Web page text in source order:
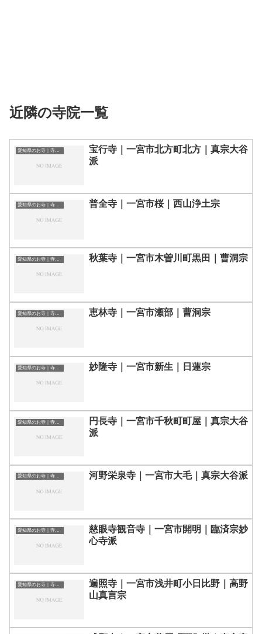
近隣の寺院一覧
愛知県のお寺｜寺院一覧
宝行寺｜一宮市北方町北方｜真宗大谷
派
愛知県のお寺｜寺院一覧 普全寺｜一宮市桜｜西山浄土宗
愛知県のお寺｜寺院一覧 秋葉寺｜一宮市木曽川町黒田｜曹洞宗
愛知県のお寺｜寺院一覧 恵林寺｜一宮市瀬部｜曹洞宗
愛知県のお寺｜寺院一覧 妙隆寺｜一宮市新生｜日蓮宗
愛知県のお寺｜寺院一覧
円長寺｜一宮市千秋町町屋｜真宗大谷
派
愛知県のお寺｜寺院一覧 河野栄泉寺｜一宮市大毛｜真宗大谷派
愛知県のお寺｜寺院一覧
慈眼寺観音寺｜一宮市開明｜臨済宗妙
心寺派
愛知県のお寺｜寺院一覧
遍照寺｜一宮市浅井町小日比野｜高野
山真言宗